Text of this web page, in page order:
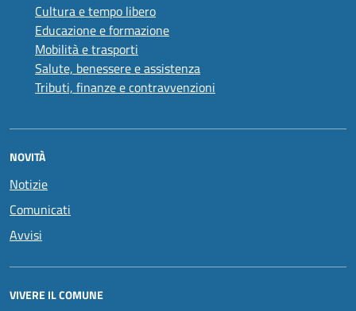
Cultura e tempo libero
Educazione e formazione
Mobilità e trasporti
Salute, benessere e assistenza
Tributi, finanze e contravvenzioni
NOVITÀ
Notizie
Comunicati
Avvisi
VIVERE IL COMUNE